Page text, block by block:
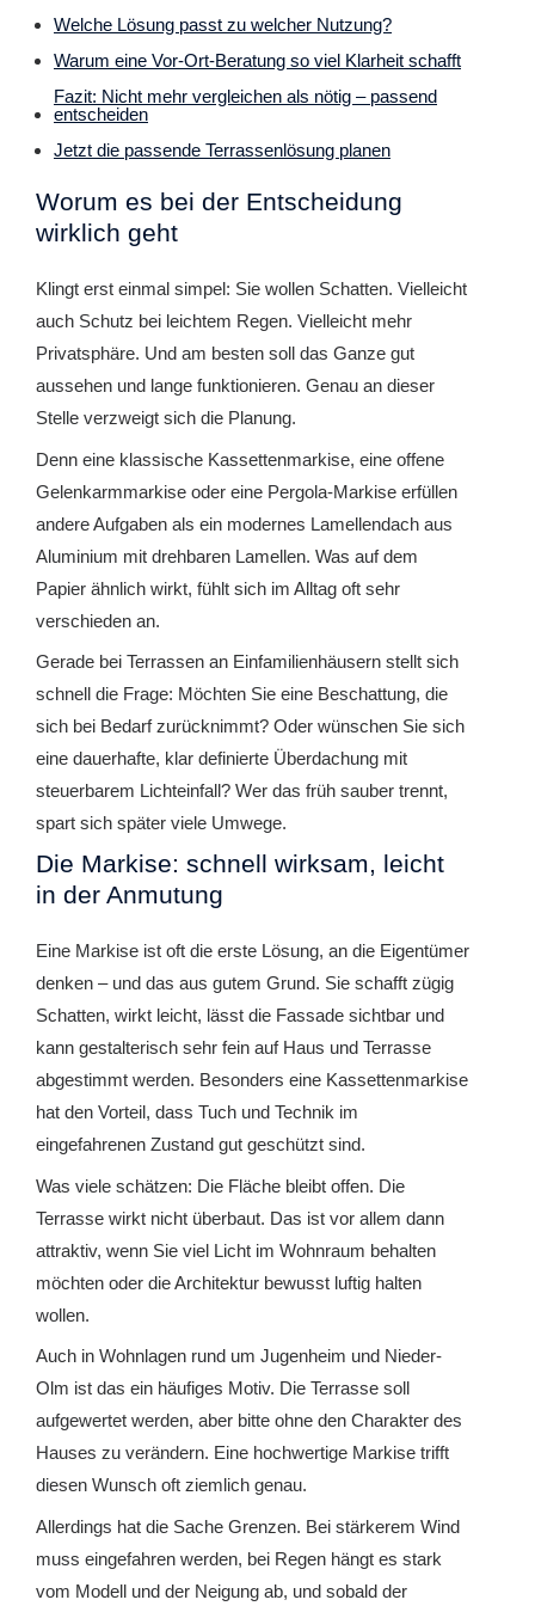
Welche Lösung passt zu welcher Nutzung?
Warum eine Vor-Ort-Beratung so viel Klarheit schafft
Fazit: Nicht mehr vergleichen als nötig – passend
entscheiden
Jetzt die passende Terrassenlösung planen
Worum es bei der Entscheidung
wirklich geht
Klingt erst einmal simpel: Sie wollen Schatten. Vielleicht
auch Schutz bei leichtem Regen. Vielleicht mehr
Privatsphäre. Und am besten soll das Ganze gut
aussehen und lange funktionieren. Genau an dieser
Stelle verzweigt sich die Planung.
Denn eine klassische Kassettenmarkise, eine offene
Gelenkarmmarkise oder eine Pergola-Markise erfüllen
andere Aufgaben als ein modernes Lamellendach aus
Aluminium mit drehbaren Lamellen. Was auf dem
Papier ähnlich wirkt, fühlt sich im Alltag oft sehr
verschieden an.
Gerade bei Terrassen an Einfamilienhäusern stellt sich
schnell die Frage: Möchten Sie eine Beschattung, die
sich bei Bedarf zurücknimmt? Oder wünschen Sie sich
eine dauerhafte, klar definierte Überdachung mit
steuerbarem Lichteinfall? Wer das früh sauber trennt,
spart sich später viele Umwege.
Die Markise: schnell wirksam, leicht
in der Anmutung
Eine Markise ist oft die erste Lösung, an die Eigentümer
denken – und das aus gutem Grund. Sie schafft zügig
Schatten, wirkt leicht, lässt die Fassade sichtbar und
kann gestalterisch sehr fein auf Haus und Terrasse
abgestimmt werden. Besonders eine Kassettenmarkise
hat den Vorteil, dass Tuch und Technik im
eingefahrenen Zustand gut geschützt sind.
Was viele schätzen: Die Fläche bleibt offen. Die
Terrasse wirkt nicht überbaut. Das ist vor allem dann
attraktiv, wenn Sie viel Licht im Wohnraum behalten
möchten oder die Architektur bewusst luftig halten
wollen.
Auch in Wohnlagen rund um Jugenheim und Nieder-
Olm ist das ein häufiges Motiv. Die Terrasse soll
aufgewertet werden, aber bitte ohne den Charakter des
Hauses zu verändern. Eine hochwertige Markise trifft
diesen Wunsch oft ziemlich genau.
Allerdings hat die Sache Grenzen. Bei stärkerem Wind
muss eingefahren werden, bei Regen hängt es stark
vom Modell und der Neigung ab, und sobald der